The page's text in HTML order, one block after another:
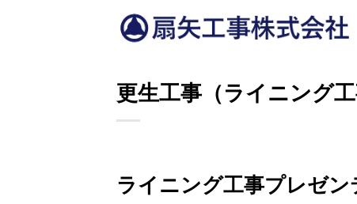
更生工事（ライニング
ライニング工事プレゼン